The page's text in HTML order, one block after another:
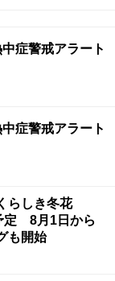
症警戒アラート
症警戒アラート
らしき冬花
定 8月1日から
も開始